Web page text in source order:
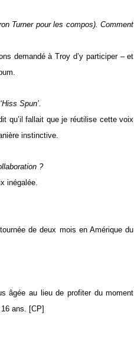
Turner pour les compos). Comment
demandé à Troy d’y participer – et
Spun’.
qu’il fallait que je réutilise cette voix
instinctive.
?
inégalée.
de deux mois en Amérique du
âgée au lieu de profiter du moment
ans. [CP]